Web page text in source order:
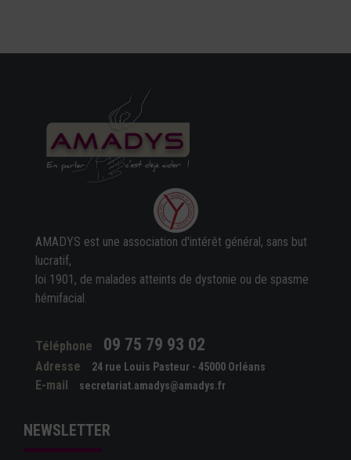
AMADYS est une association d'intérêt général, sans but
lucratif,
loi 1901, de malades atteints de dystonie ou de spasme
hémifacial.
Téléphone 09 75 79 93 02
Adresse 24 rue Louis Pasteur - 45000 Orléans
E-mail secretariat.amadys@amadys.fr
NEWSLETTER